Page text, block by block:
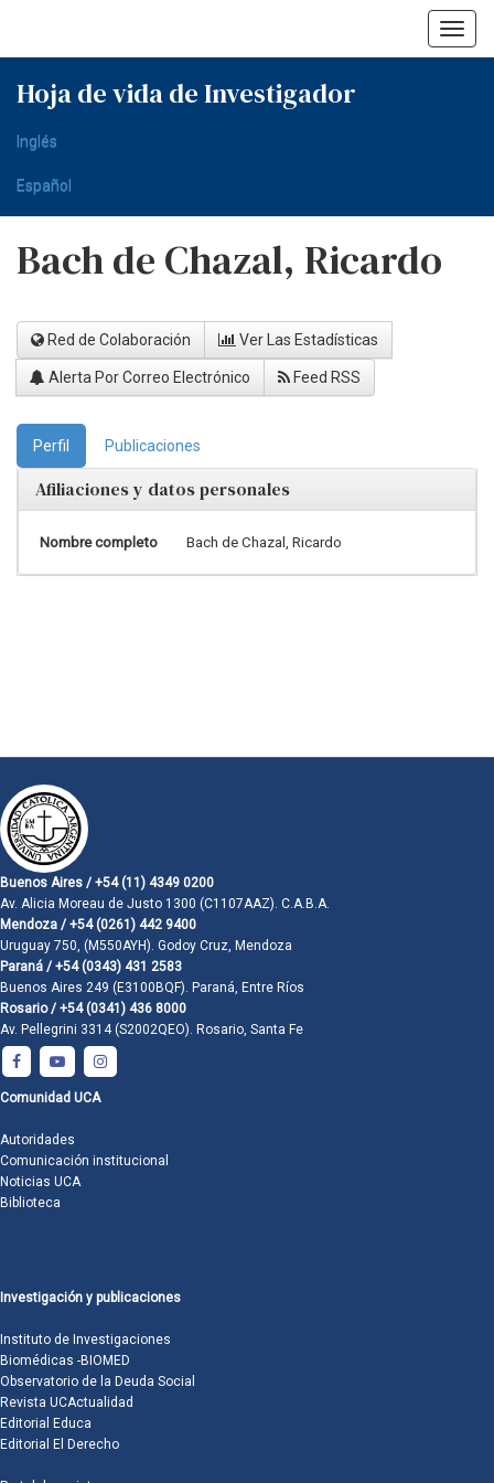
Hoja de vida de Investigador
Inglés
Español
Bach de Chazal, Ricardo
Red de Colaboración Ver Las Estadísticas
Alerta Por Correo Electrónico Feed RSS
Perfil Publicaciones
Afiliaciones y datos personales
Nombre completo Bach de Chazal, Ricardo
Buenos Aires / +54 (11) 4349 0200
Av. Alicia Moreau de Justo 1300 (C1107AAZ). C.A.B.A.
Mendoza / +54 (0261) 442 9400
Uruguay 750, (M550AYH). Godoy Cruz, Mendoza
Paraná / +54 (0343) 431 2583
Buenos Aires 249 (E3100BQF). Paraná, Entre Ríos
Rosario / +54 (0341) 436 8000
Av. Pellegrini 3314 (S2002QEO). Rosario, Santa Fe
Comunidad UCA
Autoridades
Comunicación institucional
Noticias UCA
Biblioteca
Investigación y publicaciones
Instituto de Investigaciones
Biomédicas -BIOMED
Observatorio de la Deuda Social
Revista UCActualidad
Editorial Educa
Editorial El Derecho